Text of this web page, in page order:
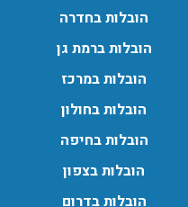
הובלות בחדרה
הובלות ברמת גן
הובלות במרכז
הובלות בחולון
הובלות בחיפה
הובלות בצפון
הובלות בדרום